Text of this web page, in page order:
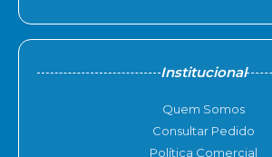
Institucional
Quem Somos
Consultar Pedido
Política Comercial